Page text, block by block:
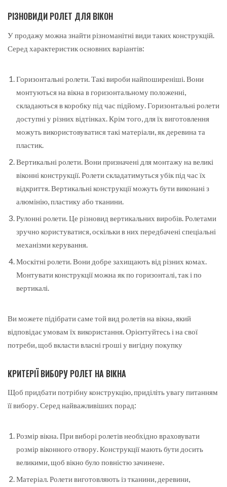
РІЗНОВИДИ РОЛЕТ ДЛЯ ВІКОН
У продажу можна знайти різноманітні види таких конструкцій.
Серед характеристик основних варіантів:
Горизонтальні ролети. Такі вироби найпоширеніші. Вони
монтуються на вікна в горизонтальному положенні,
складаються в коробку під час підйому. Горизонтальні ролети
доступні у різних відтінках. Крім того, для їх виготовлення
можуть використовуватися такі матеріали, як деревина та
пластик.
Вертикальні ролети. Вони призначені для монтажу на великі
віконні конструкції. Ролети складатимуться убік під час їх
відкриття. Вертикальні конструкції можуть бути виконані з
алюмінію, пластику або тканини.
Рулонні ролети. Це різновид вертикальних виробів. Ролетами
зручно користуватися, оскільки в них передбачені спеціальні
механізми керування.
Москітні ролети. Вони добре захищають від різних комах.
Монтувати конструкції можна як по горизонталі, так і по
вертикалі.
Ви можете підібрати саме той вид ролетів на вікна, який
відповідає умовам їх використання. Орієнтуйтесь і на свої
потреби, щоб вкласти власні гроші у вигідну покупку
КРИТЕРІЇ ВИБОРУ РОЛЕТ НА ВІКНА
Щоб придбати потрібну конструкцію, приділіть увагу питанням
її вибору. Серед найважливіших порад:
Розмір вікна. При виборі ролетів необхідно враховувати
розмір віконного отвору. Конструкції мають бути досить
великими, щоб вікно було повністю зачинене.
Матеріал. Ролети виготовляють із тканини, деревини,